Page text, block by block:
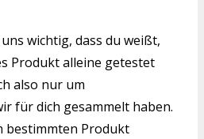
wichtig, dass du weißt,
Produkt alleine getestet
also nur um
für dich gesammelt haben.
bestimmten Produkt